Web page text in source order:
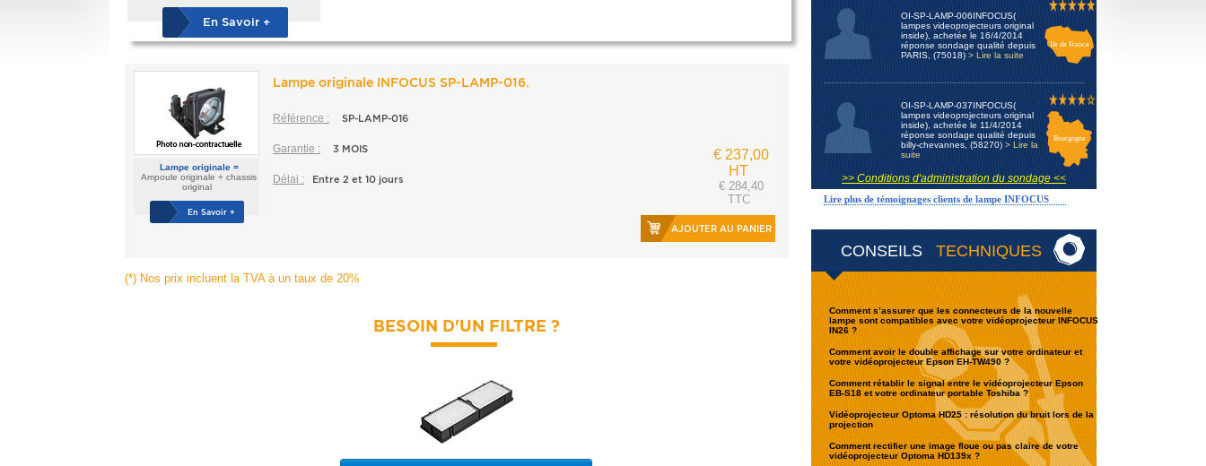
CONSEILS TECHNIQUES
Comment s’assurer que les connecteurs de la nouvelle
lampe sont compatibles avec votre vidéoprojecteur INFOCUS
IN26 ?
Comment avoir le double affichage sur votre ordinateur et
votre vidéoprojecteur Epson EH-TW490 ?
Comment rétablir le signal entre le vidéoprojecteur Epson
EB-S18 et votre ordinateur portable Toshiba ?
Vidéoprojecteur Optoma HD25 : résolution du bruit lors de la
projection
Comment rectifier une image floue ou pas claire de votre
vidéoprojecteur Optoma HD139x ?
OI-SP-LAMP-006INFOCUS(
lampes videoprojecteurs original
inside), achetée le 16/4/2014
réponse sondage qualité depuis
PARIS, (75018) > Lire la suite
Ile de France
OI-SP-LAMP-037INFOCUS(
lampes videoprojecteurs original
inside), achetée le 11/4/2014
réponse sondage qualité depuis
billy-chevannes, (58270) > Lire la
suite
Bourgogne
>> Conditions d'administration du sondage <<
Lire plus de témoignages clients de lampe INFOCUS
En Savoir +
Lampe originale =
Ampoule originale + chassis
original
En Savoir +
Lampe originale INFOCUS SP-LAMP-016.
Référence : SP-LAMP-016
Garantie : 3 MOIS
Délai : Entre 2 et 10 jours
€ 237,00
HT
€ 284,40
TTC
AJOUTER AU PANIER
(*) Nos prix incluent la TVA à un taux de 20%
BESOIN D'UN FILTRE ?